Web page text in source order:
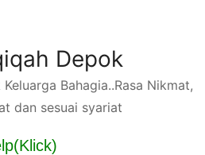
Depok
Bahagia..Rasa Nikmat,
dan sesuai syariat